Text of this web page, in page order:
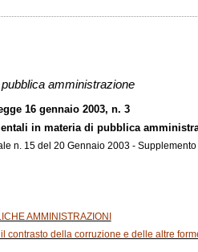
amministrazione
16 gennaio 2003, n. 3
in materia di pubblica
n. 15 del 20 Gennaio 2003 -
AMMINISTRAZIONI
contrasto della corruzione e delle altre